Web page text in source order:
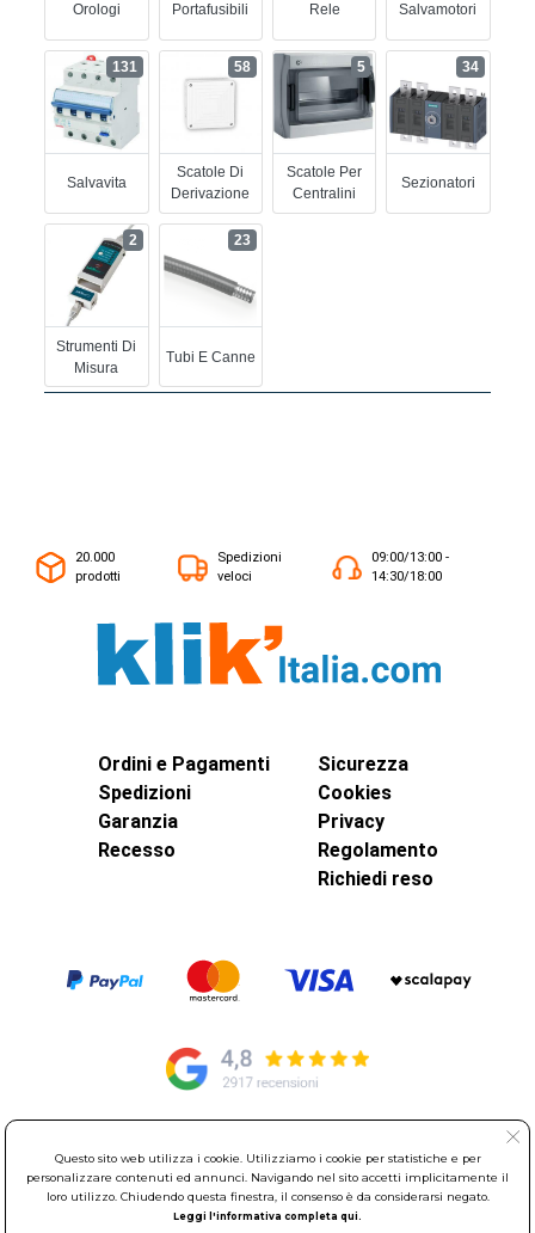
Orologi Portafusibili Rele Salvamotori
Salvavita
131
Scatole Di
Derivazione
58
Scatole Per
Centralini
5
Sezionatori
34
Strumenti Di
Misura
2
Tubi E Canne
23
20.000
prodotti
Spedizioni
veloci
09:00/13:00 -
14:30/18:00
Ordini e Pagamenti
Spedizioni
Garanzia
Recesso
Sicurezza
Cookies
Privacy
Regolamento
Richiedi reso
© Elettroservice Spa - Sede Legale: Via Leonardo da Vinci, 40 -
00015 Monterotondo Scalo (RM)
Partita Iva: 01586761007 - Codice Fiscale: 06634500588 Capitale
Sociale 1.600.000,00 Euro i.v. Iscritto al Registro delle Imprese di
Questo sito web utilizza i cookie. Utilizziamo i cookie per statistiche e per
personalizzare contenuti ed annunci. Navigando nel sito accetti implicitamente il
loro utilizzo. Chiudendo questa finestra, il consenso è da considerarsi negato.
Leggi l'informativa completa qui.